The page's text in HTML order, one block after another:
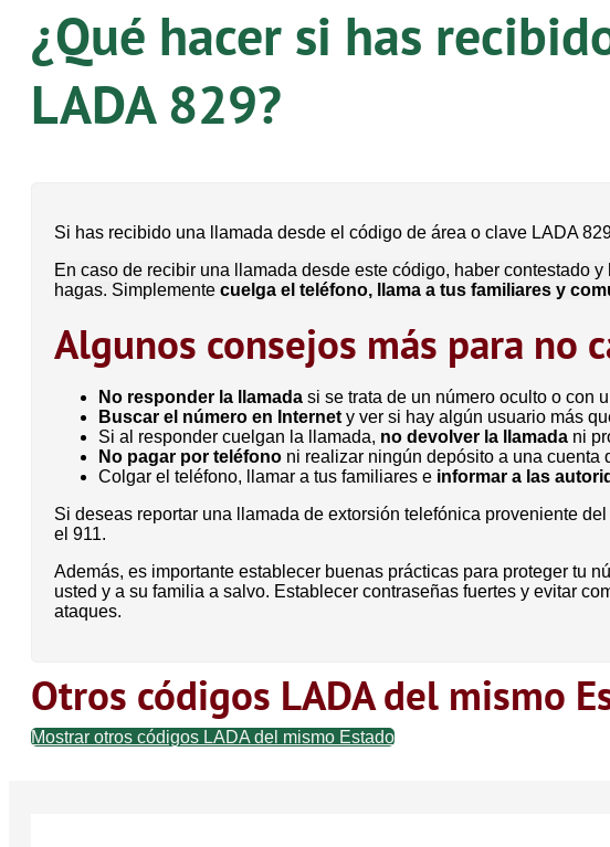
¿Qué hacer si has
LADA 829?
Si has recibido una llamada desde el código de área o clave LADA
En caso de recibir una llamada desde este código, haber contestado
hagas. Simplemente cuelga el teléfono, llama a tus familiares y
Algunos consejos más para no
No responder la llamada si se trata de un número oculto o con
Buscar el número en Internet y ver si hay algún usuario más
Si al responder cuelgan la llamada, no devolver la llamada ni
No pagar por teléfono ni realizar ningún depósito a una cuenta
Colgar el teléfono, llamar a tus familiares e informar a las
Si deseas reportar una llamada de extorsión telefónica proveniente del
el 911.
Además, es importante establecer buenas prácticas para proteger tu
usted y a su familia a salvo. Establecer contraseñas fuertes y evitar
ataques.
Otros códigos LADA del mismo
Mostrar otros códigos LADA del mismo Estado